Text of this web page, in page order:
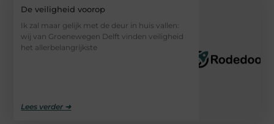
De veiligheid voorop
Ik zal maar gelijk met de deur in huis vallen:
wij van Groenewegen Delft vinden veiligheid
het allerbelangrijkste
Lees verder ➜